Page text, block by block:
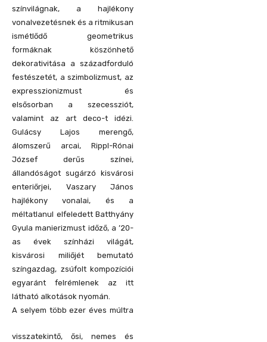
színvilágnak, a hajlékony
vonalvezetésnek és a ritmikusan
ismétlődő geometrikus
formáknak köszönhető
dekorativitása a századforduló
festészetét, a szimbolizmust, az
expresszionizmust és
elsősorban a szecessziót,
valamint az art deco-t idézi.
Gulácsy Lajos merengő,
álomszerű arcai, Rippl-Rónai
József derűs színei,
állandóságot sugárzó kisvárosi
enteriőrjei, Vaszary János
hajlékony vonalai, és a
méltatlanul elfeledett Batthyány
Gyula manierizmust időző, a ’20-
as évek színházi világát,
kisvárosi miliőjét bemutató
színgazdag, zsúfolt kompozíciói
egyaránt felrémlenek az itt
látható alkotások nyomán.
A selyem több ezer éves múltra
visszatekintő, ősi, nemes és